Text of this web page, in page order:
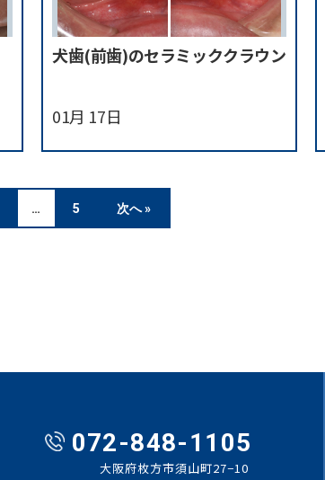
犬歯(前歯)のセラミッククラウン
01月 17日
… 5 次へ »
072-848-1105
大阪府枚方市須山町27−10